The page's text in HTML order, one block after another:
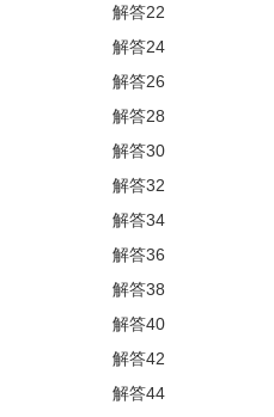
解答22
解答24
解答26
解答28
解答30
解答32
解答34
解答36
解答38
解答40
解答42
解答44